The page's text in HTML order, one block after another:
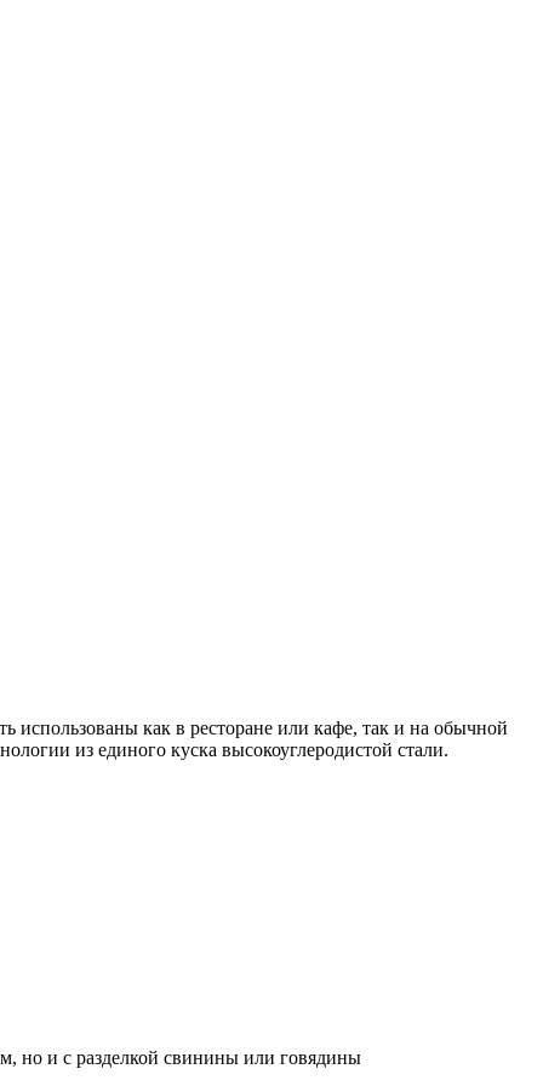
как в ресторане или кафе, так и на обычной
из единого куска высокоуглеродистой стали.
но и с разделкой свинины или говядины